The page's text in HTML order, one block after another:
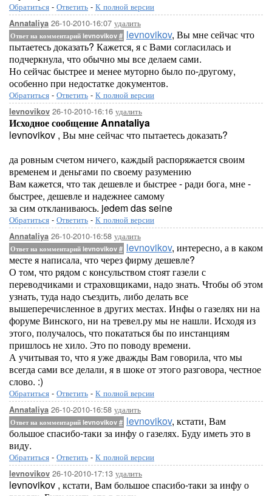
Обратиться - Ответить - К полной версии
Annataliya 26-10-2010-16:07 удалить
Ответ на комментарий levnovikov # levnovikov, Вы мне сейчас что
пытаетесь доказать? Кажется, я с Вами согласилась и
подчеркнула, что обычно мы все делаем сами.
Но сейчас быстрее и менее муторно было по-другому,
особенно при недостатке документов.
Обратиться - Ответить - К полной версии
levnovikov 26-10-2010-16:16 удалить
Исходное сообщение Annataliya
levnovikov , Вы мне сейчас что пытаетесь доказать?
да ровным счетом ничего, каждый распоряжается своим
временем и деньгами по своему разумению
Вам кажется, что так дешевле и быстрее - ради бога, мне -
быстрее, дешевле и надежнее самому
за сим откланиваюсь. jedem das seine
Обратиться - Ответить - К полной версии
Annataliya 26-10-2010-16:58 удалить
Ответ на комментарий levnovikov # levnovikov, интересно, а в каком
месте я написала, что через фирму дешевле?
О том, что рядом с консульством стоят газели с
переводчиками и страховщиками, надо знать. Чтобы об этом
узнать, туда надо съездить, либо делать все
вышеперечисленное в других местах. Инфы о газелях ни на
форуме Винского, ни на тревел.ру мы не нашли. Исходя из
этого, получалось, что покататься бы по инстанциям
пришлось не хило. Это по поводу времени.
А учитывая то, что я уже дважды Вам говорила, что мы
всегда сами все делали, я в шоке от этого разговора, честное
слово. :)
Обратиться - Ответить - К полной версии
Annataliya 26-10-2010-16:58 удалить
Ответ на комментарий levnovikov # levnovikov, кстати, Вам
большое спасибо-таки за инфу о газелях. Буду иметь это в
виду.
Обратиться - Ответить - К полной версии
levnovikov 26-10-2010-17:13 удалить
levnovikov , кстати, Вам большое спасибо-таки за инфу о